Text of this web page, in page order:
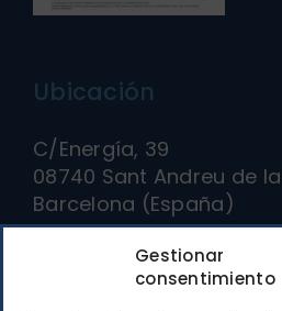
Gestionar
consentimiento
Ubicación
C/Energía, 39
08740 Sant Andreu de
Barcelona (España)
Cómo llegar